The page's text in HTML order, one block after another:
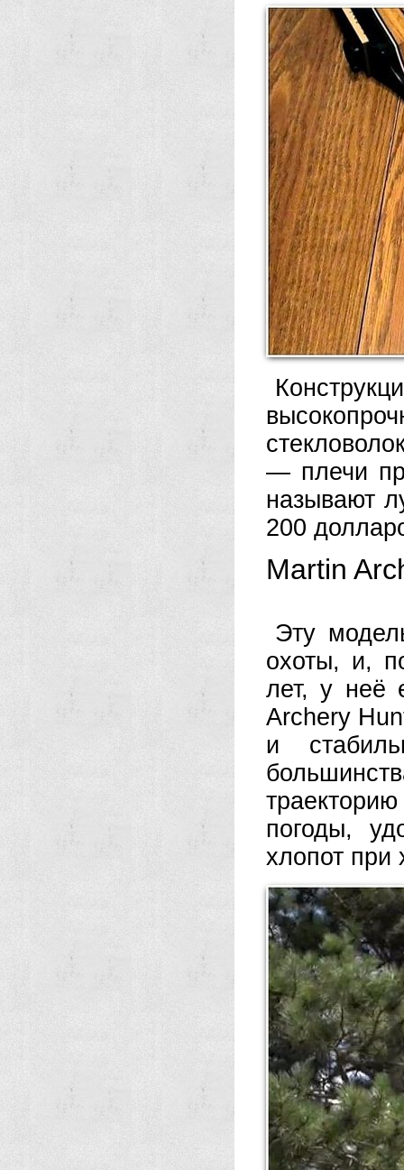
— плечи
называют
200
Martin
Эту
охоты, и,
лет, у неё
Archery
и
погоды,
хлопот при